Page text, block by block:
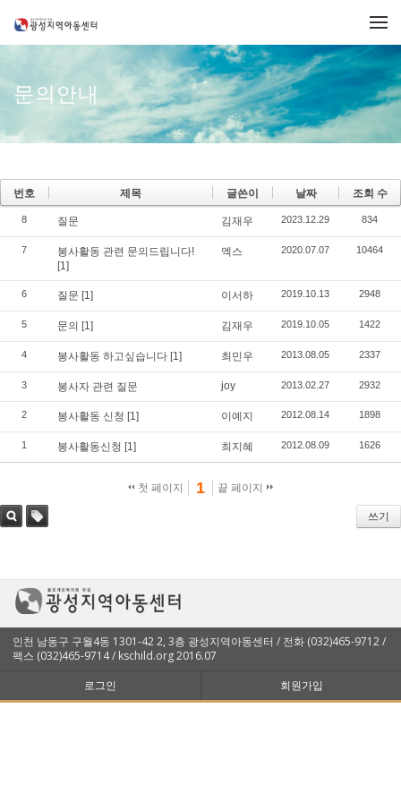
문의안내
번호 제목 글쓴이 날짜 조회 수
8 질문 김재우 2023.12.29 834
7
봉사활동 관련 문의드립니다!
[1]
엑스 2020.07.07 10464
6 질문 [1] 이서하 2019.10.13 2948
5 문의 [1] 김재우 2019.10.05 1422
4 봉사활동 하고싶습니다 [1] 최민우 2013.08.05 2337
3 봉사자 관련 질문 joy 2013.02.27 2932
2 봉사활동 신청 [1] 이예지 2012.08.14 1898
1 봉사활동신청 [1] 최지혜 2012.08.09 1626
첫 페이지 1 끝 페이지
쓰기
인천 남동구 구월4동 1301-42 2, 3층 광성지역아동센터 / 전화 (032)465-9712 /
팩스 (032)465-9714 / kschild.org 2016.07
로그인
회원가입